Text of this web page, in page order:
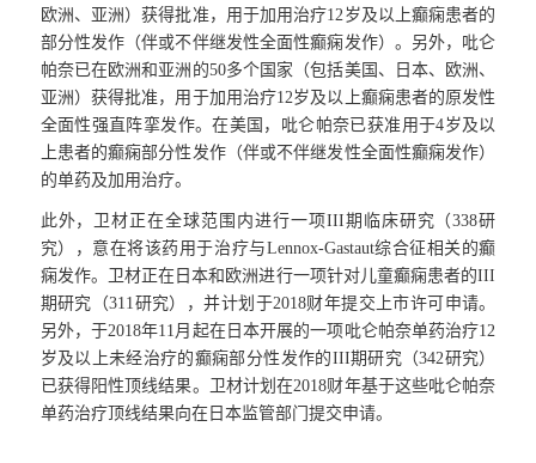
欧洲、亚洲）获得批准，用于加用治疗12 岁及以上癫痫患者的
部分性发作（伴或不伴继发性全面性癫痫发作）。另外，吡仑
帕奈已在欧洲和亚洲的50多个国家（包括美国、日本、欧洲、
亚洲）获得批准，用于加用治疗12岁及以上癫痫患者的原发性
全面性强直阵挛发作。在美国，吡仑帕奈已获准用于4岁及以
上患者的癫痫部分性发作（伴或不伴继发性全面性癫痫发作）
的单药及加用治疗。
此外，卫材正在全球范围内进行一项III期临床研究（338研
究），意在将该药用于治疗与Lennox-Gastaut综合征相关的癫
痫发作。卫材正在日本和欧洲进行一项针对儿童癫痫患者的III
期研究（311研究），并计划于2018财年提交上市许可申请。
另外，于2018年11月起在日本开展的一项吡仑帕奈单药治疗12
岁及以上未经治疗的癫痫部分性发作的III期研究（342研究）
已获得阳性顶线结果。卫材计划在2018财年基于这些吡仑帕奈
单药治疗顶线结果向在日本监管部门提交申请。